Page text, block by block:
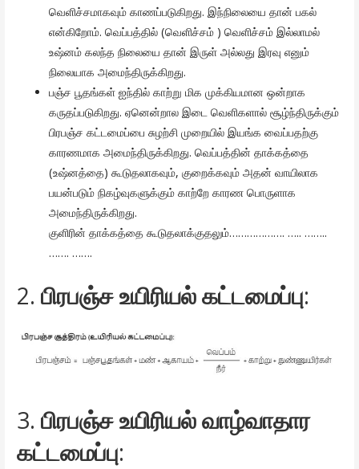
வெளிச்சமாகவும் காணப்படுகிறது. இந்நிலையை தான் பகல்
என்கிறோம். வெப்பத்தில் (வெளிச்சம் ) வெளிச்சம் இல்லாமல்
உஷ்னம் கலந்த நிலையை தான் இருள் அல்லது இரவு எனும்
நிலையாக அமைந்திருக்கிறது.
பஞ்ச பூதங்கள் ஐந்தில் காற்று மிக முக்கியமான ஒன்றாக
கருதப்படுகிறது. ஏனென்றால இடை வெளிகளால் சூழ்ந்திருக்கும்
பிரபஞ்ச கட்டமைப்பை சுழற்சி முறையில் இயங்க வைப்பதற்கு
காரணமாக அமைந்திருக்கிறது. வெப்பத்தின் தாக்கத்தை
(உஷ்னத்தை) கூடுதலாகவும், குறைக்கவும் அதன் வாயிலாக
பயன்படும் நிகழ்வுகளுக்கும் காற்றே காரண பொருளாக
அமைந்திருக்கிறது.
குளிரின் தாக்கத்தை கூடுதலாக்குதலும்………………. ….. ……..
……. …….
2. பிரபஞ்ச உயிரியல் கட்டமைப்பு:
3. பிரபஞ்ச உயிரியல் வாழ்வாதார
கட்டமைப்பு: